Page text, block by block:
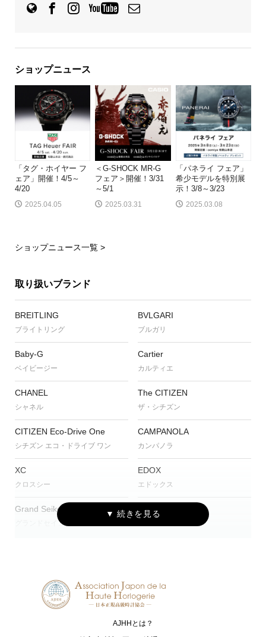
ショップニュース
「タグ・ホイヤー フ
ェア」開催！4/5～
4/20
2025.04.05
＜G-SHOCK MR-G
フェア＞開催！3/31
～5/1
2025.03.31
「パネライ フェア」
希少モデルを特別展
示！3/8～3/23
2025.03.08
ショップニュース一覧 >
取り扱いブランド
BREITLING
ブライトリング
BVLGARI
ブルガリ
Baby-G
ベイビージー
Cartier
カルティエ
CHANEL
シャネル
The CITIZEN
ザ・シチズン
CITIZEN Eco-Drive One
シチズン エコ・ドライブ ワン
CAMPANOLA
カンパノラ
XC
クロスシー
EDOX
エドックス
Grand Seiko
グランドセイコー
G-SHOCK
MAURICE LACROIX NORQAIN
AJHHとは？